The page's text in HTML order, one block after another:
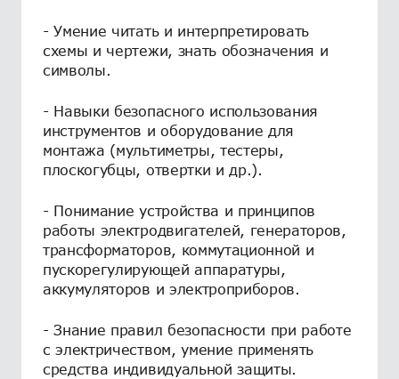
- Умение читать и интерпретировать
схемы и чертежи, знать обозначения и
символы.
- Навыки безопасного использования
инструментов и оборудование для
монтажа (мультиметры, тестеры,
плоскогубцы, отвертки и др.).
- Понимание устройства и принципов
работы электродвигателей, генераторов,
трансформаторов, коммутационной и
пускорегулирующей аппаратуры,
аккумуляторов и электроприборов.
- Знание правил безопасности при работе
с электричеством, умение применять
средства индивидуальной защиты.